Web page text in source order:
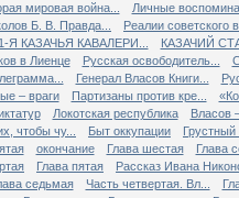
мировая война...
Личные
Б. В. Правда...
Реалии советского
1-Я КАЗАЧЬЯ КАВАЛЕРИ...
КАЗАЧИЙ
в Лиенце Русская освободитель...
Генерал Власов Книги...
– враги Партизаны против кре...
Локотская республика
Власов
чтобы чу... Быт оккупации
Грустный
окончание Глава шестая
Глава
Глава пятая
Рассказ Ивана
седьмая Часть четвертая. Вл...